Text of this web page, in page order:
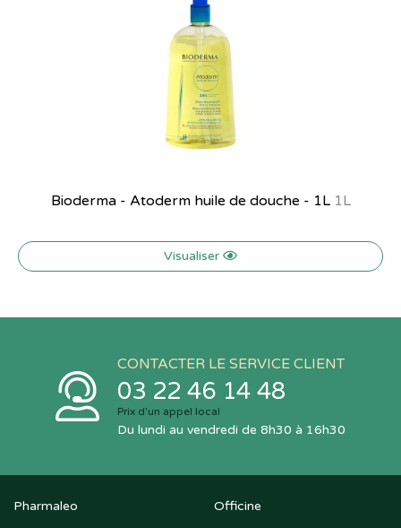
Bioderma - Atoderm huile de douche - 1L1L
Visualiser
CONTACTER LE SERVICE CLIENT
03 22 46 14 48
Prix d’un appel local
Du lundi au vendredi de 8h30 à 16h30
Pharmaleo Officine